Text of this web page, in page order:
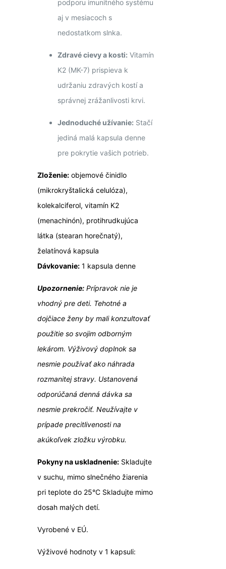
podporu imunitného systému
aj v mesiacoch s
nedostatkom slnka.
Zdravé cievy a kosti: Vitamín
K2 (MK-7) prispieva k
udržaniu zdravých kostí a
správnej zrážanlivosti krvi.
Jednoduché užívanie: Stačí
jediná malá kapsula denne
pre pokrytie vašich potrieb.
Zloženie: objemové činidlo
(mikrokryštalická celulóza),
kolekalciferol, vitamín K2
(menachinón), protihrudkujúca
látka (stearan horečnatý),
želatínová kapsula
Dávkovanie: 1 kapsula denne
Upozornenie: Prípravok nie je
vhodný pre deti. Tehotné a
dojčiace ženy by mali konzultovať
použitie so svojim odborným
lekárom. Výživový doplnok sa
nesmie používať ako náhrada
rozmanitej stravy. Ustanovená
odporúčaná denná dávka sa
nesmie prekročiť. Neužívajte v
prípade precitlivenosti na
akúkoľvek zložku výrobku.
Pokyny na uskladnenie: Skladujte
v suchu, mimo slnečného žiarenia
pri teplote do 25°C Skladujte mimo
dosah malých detí.
Vyrobené v EÚ.
Výživové hodnoty v 1 kapsuli: